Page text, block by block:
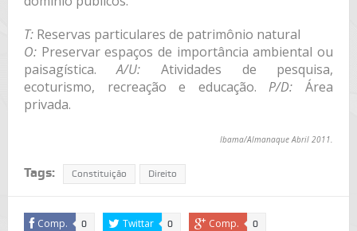
T:Reservas particulares de patrimônio natural
O:Preservar espaços de importância ambiental ou
paisagística.A/U: Atividades de pesquisa,
ecoturismo, recreação e educação.P/D: Área
privada.
Ibama/Almanaque Abril 2011.
Tags: Constituição Direito
Comp. 0 Twittar 0 Comp. 0